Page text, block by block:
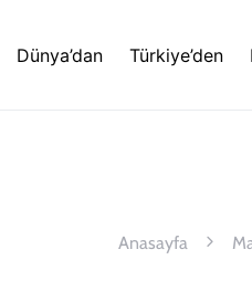
Dünya’dan Türkiye’den
Anasayfa